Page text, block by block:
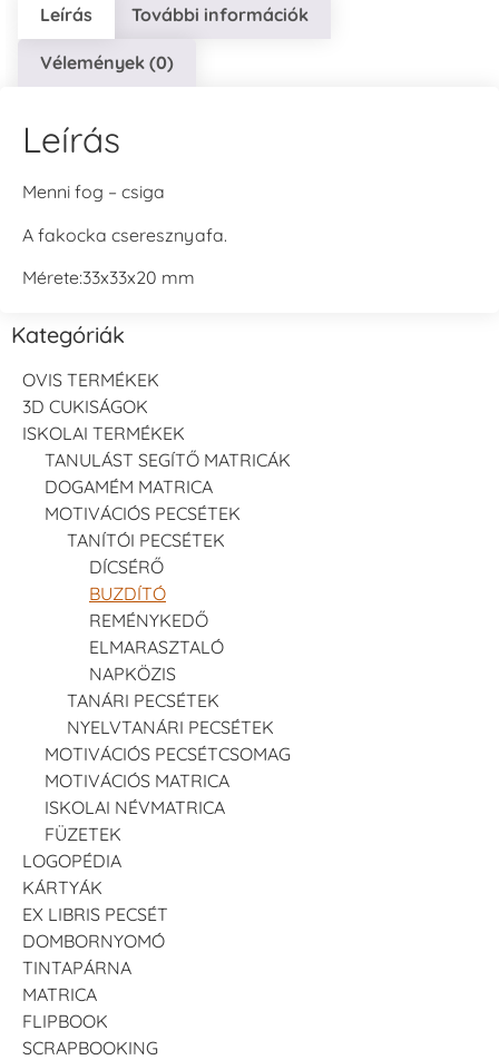
Leírás További információk
Vélemények (0)
Leírás
Menni fog – csiga
A fakocka cseresznyafa.
Mérete:33x33x20 mm
Kategóriák
OVIS TERMÉKEK
3D CUKISÁGOK
ISKOLAI TERMÉKEK
TANULÁST SEGÍTŐ MATRICÁK
DOGAMÉM MATRICA
MOTIVÁCIÓS PECSÉTEK
TANÍTÓI PECSÉTEK
DÍCSÉRŐ
BUZDÍTÓ
REMÉNYKEDŐ
ELMARASZTALÓ
NAPKÖZIS
TANÁRI PECSÉTEK
NYELVTANÁRI PECSÉTEK
MOTIVÁCIÓS PECSÉTCSOMAG
MOTIVÁCIÓS MATRICA
ISKOLAI NÉVMATRICA
FÜZETEK
LOGOPÉDIA
KÁRTYÁK
EX LIBRIS PECSÉT
DOMBORNYOMÓ
TINTAPÁRNA
MATRICA
FLIPBOOK
SCRAPBOOKING